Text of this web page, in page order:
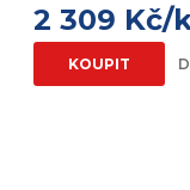
2 309 Kč/
KOUPIT